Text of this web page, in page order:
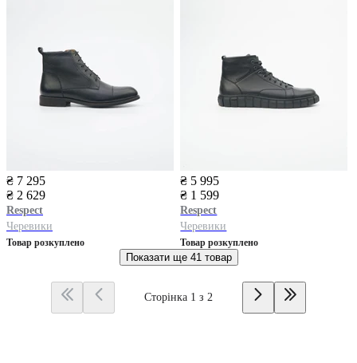
₴ 7 295
₴ 2 629
Respect
Черевики
Товар розкуплено
₴ 5 995
₴ 1 599
Respect
Черевики
Товар розкуплено
Показати ще 41 товар
Сторінка 1 з 2